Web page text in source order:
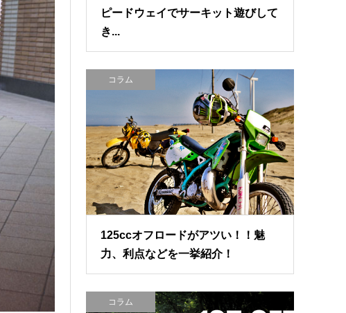
ピードウェイでサーキット遊びして
き...
コラム
125ccオフロードがアツい！！魅
力、利点などを一挙紹介！
コラム